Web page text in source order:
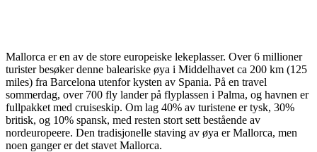
Mallorca er en av de store europeiske lekeplasser. Over 6 millioner
turister besøker denne baleariske øya i Middelhavet ca 200 km (125
miles) fra Barcelona utenfor kysten av Spania. På en travel
sommerdag, over 700 fly lander på flyplassen i Palma, og havnen er
fullpakket med cruiseskip. Om lag 40% av turistene er tysk, 30%
britisk, og 10% spansk, med resten stort sett bestående av
nordeuropeere. Den tradisjonelle staving av øya er Mallorca, men
noen ganger er det stavet Mallorca.